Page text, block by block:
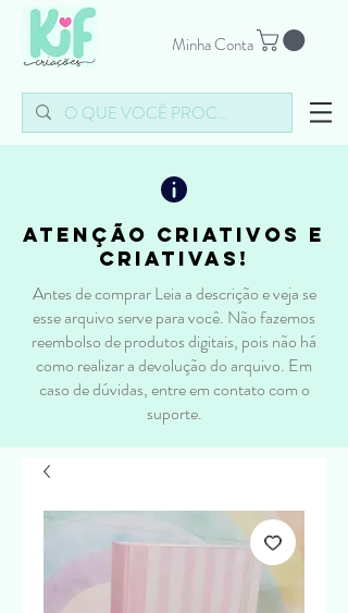
Minha Conta
atenção criativos e
criativas!
Antes de comprar Leia a descrição e veja se
esse arquivo serve para você. Não fazemos
reembolso de produtos digitais, pois não há
como realizar a devolução do arquivo. Em
caso de dúvidas, entre em contato com o
suporte.